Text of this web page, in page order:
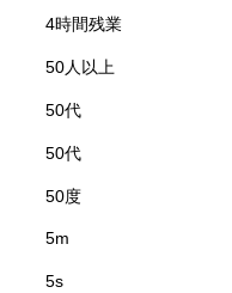
4時間残業
50人以上
50代
50代
50度
5m
5s